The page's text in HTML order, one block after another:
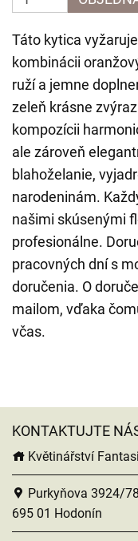
Táto kytica
kombinácii
ruží a jemne
zeleň krásne
kompozícii
ale zároveň
blahoželanie,
narodeninám.
našimi skúsenými
profesionálne.
pracovných dní s
doručenia. O
mailom, vďaka
včas.
KONTAKTUJTE
Květinářství
Purkyňova 3924/78
695 01 Hodonín